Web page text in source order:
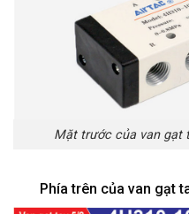
Mặt trước của van gạt
Phía trên của van gạt